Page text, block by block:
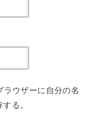
ラウザーに自分の名
る。